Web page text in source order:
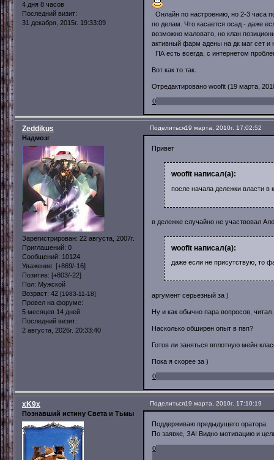
4 дня 8 часов
Последний визит:
31 декабря, 2015г. 19:33:09
Онлайн по настроению, но 2-3 часа
по делам. Что касается осад - даже
возможно маловато, но клан
активный фарм адены на дк маг сет и
ПА есть всегда, с интернетом
Вот как то так.
Отредактировано woofit (19 марта,
0
Поделиться19 марта, 2010г. 17:02:52
Zeddikus
Надмозг
Зарегистрирован: 22 августа, 2007г.
Приглашений: 0
Сообщений: 10124
Уважение: [+869/-16]
Позитив: [+803/-22]
Пол: Мужской
Возраст: 42 [1983-11-18]
Провел на форуме:
5 месяцев 14 дней
Последний визит:
2 августа, 2026г. 20:33:40
Привет
woofit написал(а):
после начала дележки власти в
в дележке случайно не участвовал
woofit написал(а):
даже если не присутствую, то
аргумент серьезный за )
Ну и как обычно пара вопросов,
Насколько обширен опыт в пвп?
Готов ли заняться вплотную мейн
Пока я скорее за )
0
Поделиться19 марта, 2010г. 17:10:19
xK9x
Познавший истину Света и Тьмы
Поддерживаю предыдущего оратора.
По заявке, ЗА! Видно мотивацию и
0